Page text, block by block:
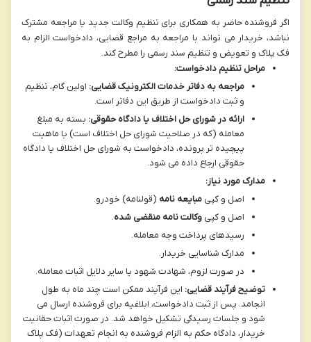
اگر فروشنده حاضر به همکاری برای تنظیم وکالت جدید یا مراجعه مشترک
نباشد، خریدار می تواند با مراجعه به مراجع قضایی، دادخواست الزام به
فک پلاک و تعویض و تنظیم سند رسمی را مطرح کند.
مراحل تنظیم دادخواست:
مراجعه به دفاتر خدمات الکترونیک قضایی: اولین گام، تنظیم
و ثبت دادخواست از طریق این دفاتر است.
ارائه در شورای حل اختلاف یا دادگاه حقوقی: بسته به مبلغ
معامله (که در صلاحیت شورای حل اختلاف است) یا ماهیت
پیچیده تر پرونده، دادخواست به شورای حل اختلاف یا دادگاه
حقوقی ارجاع داده می شود.
مدارک مورد نیاز:
اصل و کپی مبایعه نامه (قولنامه) خودرو.
اصل و کپی وکالت نامه منقضی شده.
رسیدهای پرداخت وجه معامله.
مدارک شناسایی خریدار.
در صورت لزوم، شهادت شهود یا سایر دلایل اثبات معامله.
توضیح فرآیند قضایی: این فرآیند ممکن است چند ماه به طول
انجامد. پس از ثبت دادخواست، ابلاغیه برای فروشنده ارسال می
شود و جلسات رسیدگی تشکیل خواهد شد. در صورت اثبات حقانیت
خریدار، دادگاه حکم به الزام فروشنده به انجام تعهدات (فک پلاک